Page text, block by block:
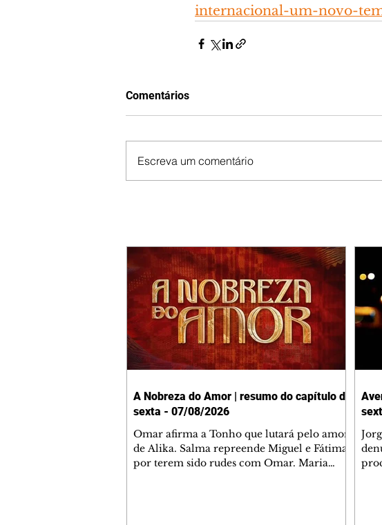
internacional-um-novo-
Comentários
Escreva um comentário
A Nobreza do Amor | resumo do capítulo de
sexta - 07/08/2026
Omar afirma a Tonho que lutará pelo amor
de Alika. Salma repreende Miguel e Fátima
por terem sido rudes com Omar. Maria